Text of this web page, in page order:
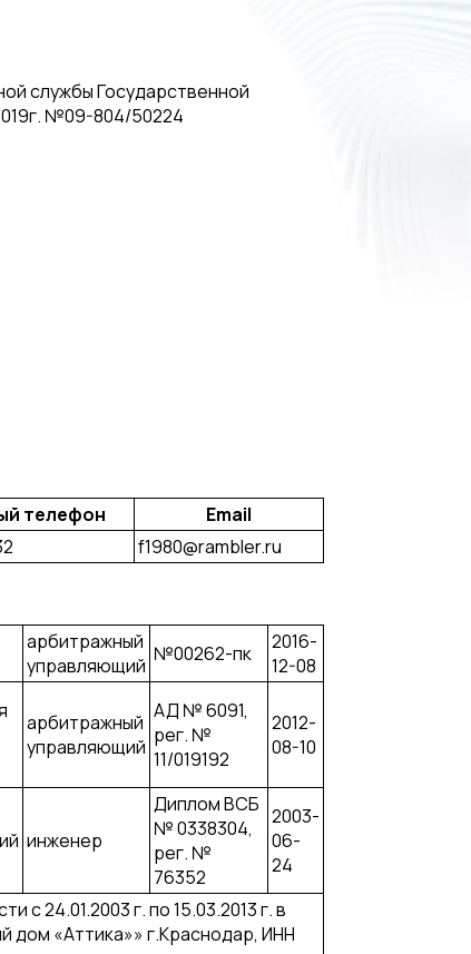
службы Государственной
№09-804/50224
телефон
Email
f1980@rambler.ru
арбитражный
управляющий №00262-пк
2016-
12-08
арбитражный
управляющий
АД № 6091,
рег. №
11/019192
2012-
08-10
инженер
Диплом ВСБ
№ 0338304,
рег. №
76352
2003-
06-
24
24.01.2003 г. по 15.03.2013 г. в
дом «Аттика»» г.Краснодар, ИНН